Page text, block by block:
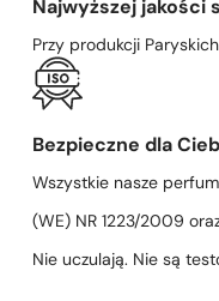
Najwyższej jakości
Przy produkcji
Bezpieczne dla
Wszystkie nasze
(WE) NR 1223/2009
Nie uczulają. Nie są